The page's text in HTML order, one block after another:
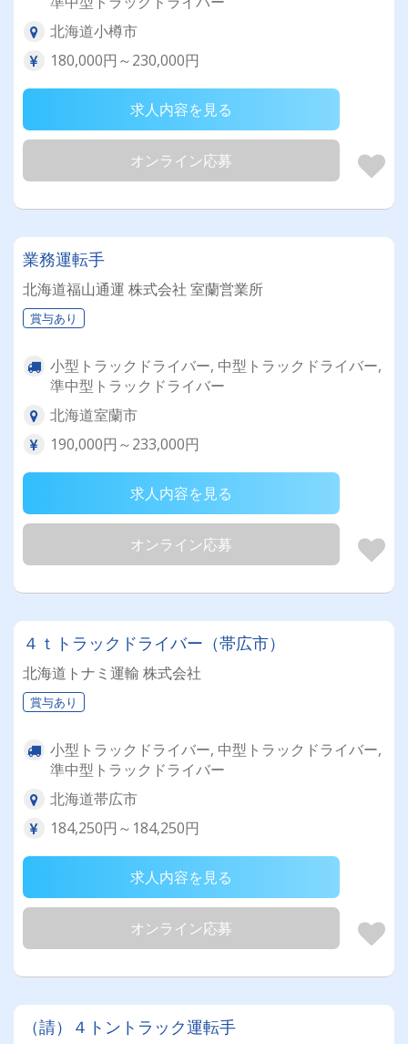
北海道小樽市
180,000円～230,000円
求人内容を見る
オンライン応募
業務運転手
北海道福山通運 株式会社 室蘭営業所
賞与あり
小型トラックドライバー, 中型トラックドライバー,
準中型トラックドライバー
北海道室蘭市
190,000円～233,000円
求人内容を見る
オンライン応募
４ｔトラックドライバー（帯広市）
北海道トナミ運輸 株式会社
賞与あり
小型トラックドライバー, 中型トラックドライバー,
準中型トラックドライバー
北海道帯広市
184,250円～184,250円
求人内容を見る
オンライン応募
（請）４トントラック運転手